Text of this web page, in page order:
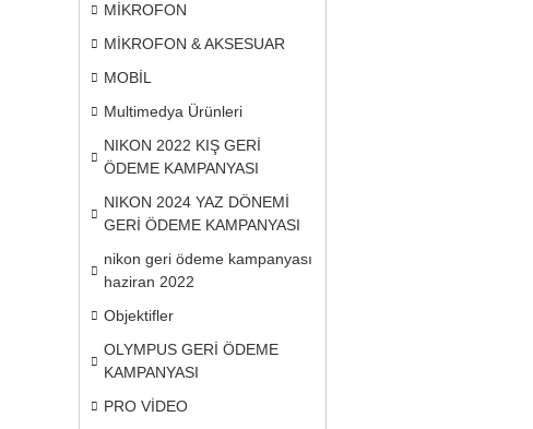
MİKROFON
MİKROFON & AKSESUAR
MOBİL
Multimedya Ürünleri
NIKON 2022 KIŞ GERİ
ÖDEME KAMPANYASI
NIKON 2024 YAZ DÖNEMİ
GERİ ÖDEME KAMPANYASI
nikon geri ödeme kampanyası
haziran 2022
Objektifler
OLYMPUS GERİ ÖDEME
KAMPANYASI
PRO VİDEO